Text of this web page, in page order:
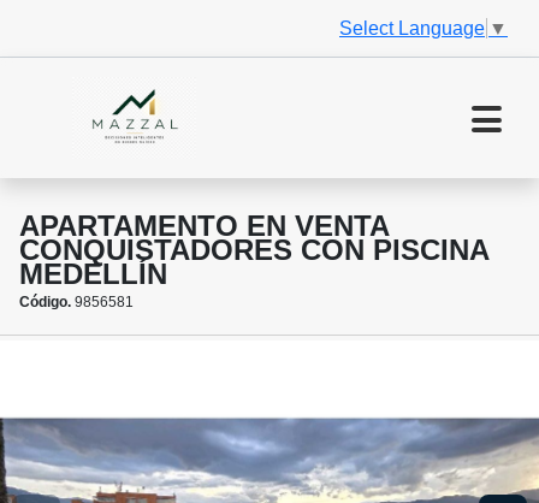
Select Language ▼
APARTAMENTO EN VENTA
CONQUISTADORES CON PISCINA
MEDELLÍN
Código. 9856581